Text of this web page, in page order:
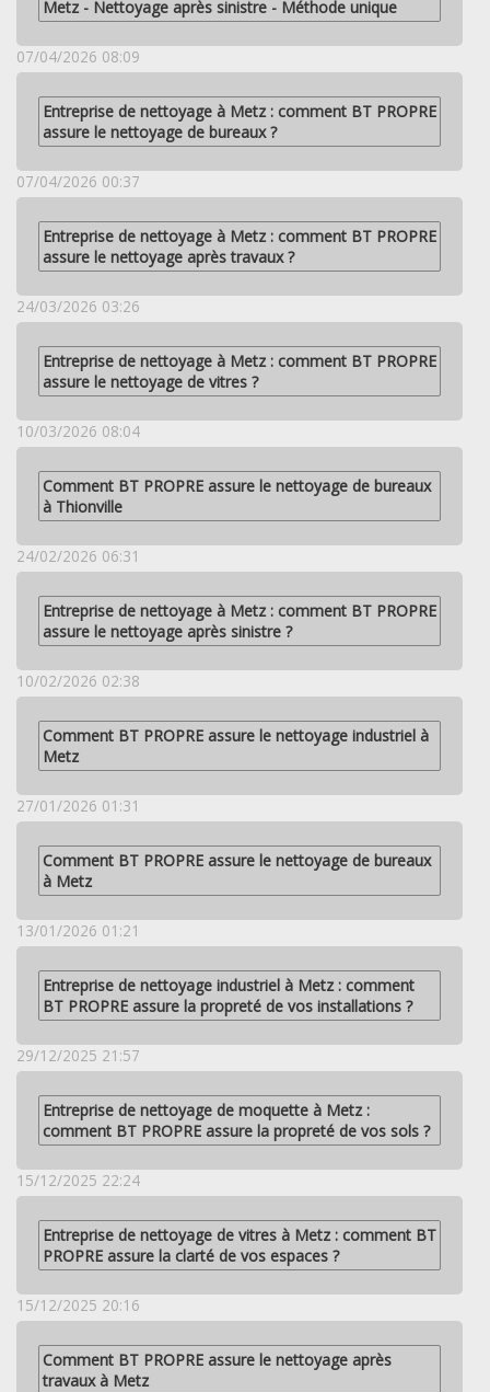
Metz - Nettoyage après sinistre - Méthode unique
07/04/2026 08:09
Entreprise de nettoyage à Metz : comment BT PROPRE
assure le nettoyage de bureaux ?
07/04/2026 00:37
Entreprise de nettoyage à Metz : comment BT PROPRE
assure le nettoyage après travaux ?
24/03/2026 03:26
Entreprise de nettoyage à Metz : comment BT PROPRE
assure le nettoyage de vitres ?
10/03/2026 08:04
Comment BT PROPRE assure le nettoyage de bureaux
à Thionville
24/02/2026 06:31
Entreprise de nettoyage à Metz : comment BT PROPRE
assure le nettoyage après sinistre ?
10/02/2026 02:38
Comment BT PROPRE assure le nettoyage industriel à
Metz
27/01/2026 01:31
Comment BT PROPRE assure le nettoyage de bureaux
à Metz
13/01/2026 01:21
Entreprise de nettoyage industriel à Metz : comment
BT PROPRE assure la propreté de vos installations ?
29/12/2025 21:57
Entreprise de nettoyage de moquette à Metz :
comment BT PROPRE assure la propreté de vos sols ?
15/12/2025 22:24
Entreprise de nettoyage de vitres à Metz : comment BT
PROPRE assure la clarté de vos espaces ?
15/12/2025 20:16
Comment BT PROPRE assure le nettoyage après
travaux à Metz